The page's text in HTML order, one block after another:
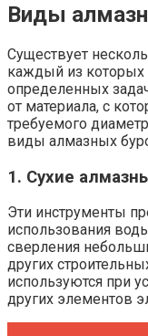
Виды
Существует
каждый из которых
определенных
от материала, с
требуемого
виды алмазных
1. Сухие
Эти инструменты
использования
сверления
других
используются при
других элементов